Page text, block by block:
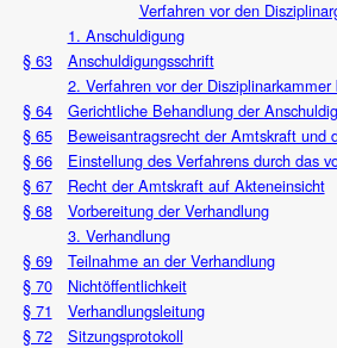
Verfahren vor den
1. Anschuldigung
§ 63
Anschuldigungsschrift
2. Verfahren vor der
§ 64
Gerichtliche Behandlung der
§ 65
Beweisantragsrecht der Amtskraft und
§ 66
Einstellung des Verfahrens durch das
§ 67
Recht der Amtskraft auf Akteneinsicht
§ 68
Vorbereitung der Verhandlung
3. Verhandlung
§ 69
Teilnahme an der Verhandlung
§ 70
Nichtöffentlichkeit
§ 71
Verhandlungsleitung
§ 72
Sitzungsprotokoll